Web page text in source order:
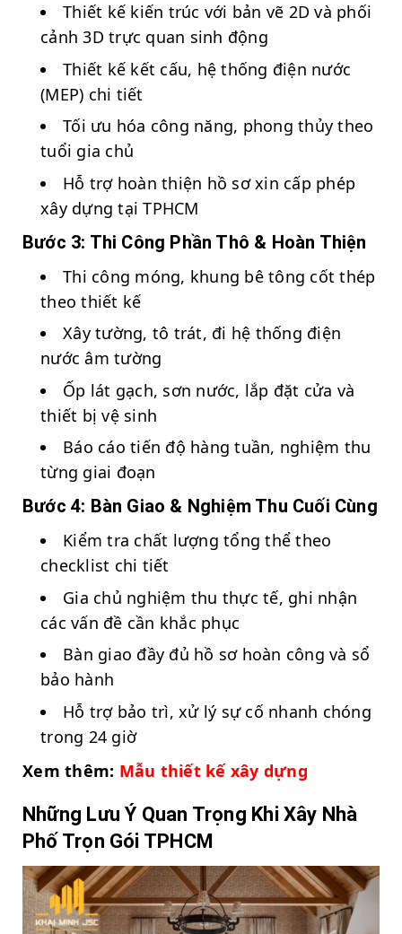
Thiết kế kiến trúc với bản vẽ 2D và phối
cảnh 3D trực quan sinh động
Thiết kế kết cấu, hệ thống điện nước
(MEP) chi tiết
Tối ưu hóa công năng, phong thủy theo
tuổi gia chủ
Hỗ trợ hoàn thiện hồ sơ xin cấp phép
xây dựng tại TPHCM
Bước 3: Thi Công Phần Thô & Hoàn Thiện
Thi công móng, khung bê tông cốt thép
theo thiết kế
Xây tường, tô trát, đi hệ thống điện
nước âm tường
Ốp lát gạch, sơn nước, lắp đặt cửa và
thiết bị vệ sinh
Báo cáo tiến độ hàng tuần, nghiệm thu
từng giai đoạn
Bước 4: Bàn Giao & Nghiệm Thu Cuối Cùng
Kiểm tra chất lượng tổng thể theo
checklist chi tiết
Gia chủ nghiệm thu thực tế, ghi nhận
các vấn đề cần khắc phục
Bàn giao đầy đủ hồ sơ hoàn công và sổ
bảo hành
Hỗ trợ bảo trì, xử lý sự cố nhanh chóng
trong 24 giờ
Xem thêm: Mẫu thiết kế xây dựng
Những Lưu Ý Quan Trọng Khi Xây Nhà
Phố Trọn Gói TPHCM